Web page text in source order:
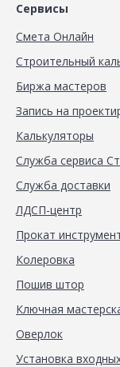
Сервисы
Смета Онлайн
Строительный
Биржа мастеров
Запись на
Калькуляторы
Служба сервиса
Служба доставки
ЛДСП-центр
Прокат
Колеровка
Пошив штор
Ключная
Оверлок
Установка